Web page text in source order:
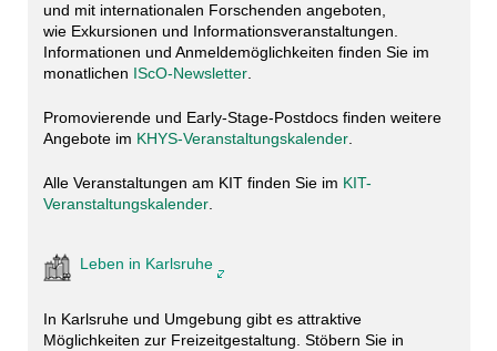
und mit internationalen Forschenden angeboten,
wie Exkursionen und Informationsveranstaltungen.
Informationen und Anmeldemöglichkeiten finden Sie im
monatlichen IScO-Newsletter.
Promovierende und Early-Stage-Postdocs finden weitere
Angebote im KHYS-Veranstaltungskalender.
Alle Veranstaltungen am KIT finden Sie im KIT-
Veranstaltungskalender.
Leben in Karlsruhe
In Karlsruhe und Umgebung gibt es attraktive
Möglichkeiten zur Freizeitgestaltung. Stöbern Sie in